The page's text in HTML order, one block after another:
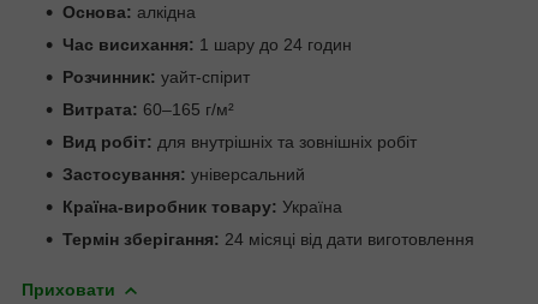
Основа: алкідна
Час висихання: 1 шару до 24 годин
Розчинник: уайт-спірит
Витрата: 60–165 г/м²
Вид робіт: для внутрішніх та зовнішніх робіт
Застосування: універсальний
Країна-виробник товару: Україна
Термін зберігання: 24 місяці від дати виготовлення
Приховати